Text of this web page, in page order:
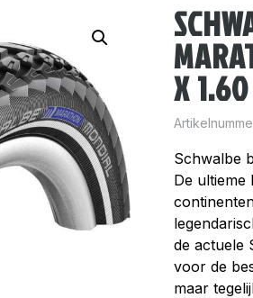
X
Schwalbe
De
de actuele
voor de
maar